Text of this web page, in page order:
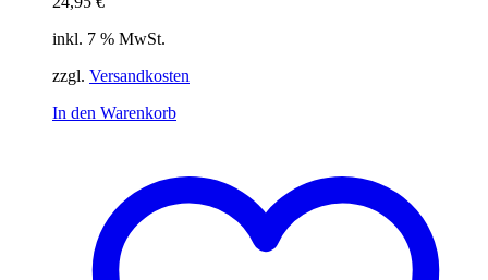
inkl. 7 % MwSt.
zzgl. Versandkosten
In den Warenkorb